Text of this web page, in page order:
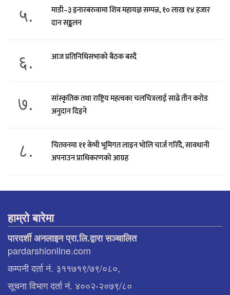
५.
माडी–३ इनारबरुवामा शिव महायज्ञ सम्पन्न, १० लाख १४ हजार
दान सङ्कलन
६. आज प्रतिनिधिसभाको बैठक बस्दै
७.
सांस्कृतिक तथा राष्ट्रिय महत्वका चलचित्रलाई साढे तीन करोड
अनुदान दिइने
८.
चितवनमा ११ केभी भूमिगत लाइन भोलि चार्ज गरिँदै, सावधानी
अपनाउन प्राधिकरणको आग्रह
हाम्रो बारेमा
पारदर्शी अनलाइन प्रा.लि.द्वारा सञ्चालित
pardarshionline.com
कम्पनी दर्ता नं. ३११७१९/७९/०८०,
सूचना विभाग दर्ता नं. ४००२-२०७९/८०